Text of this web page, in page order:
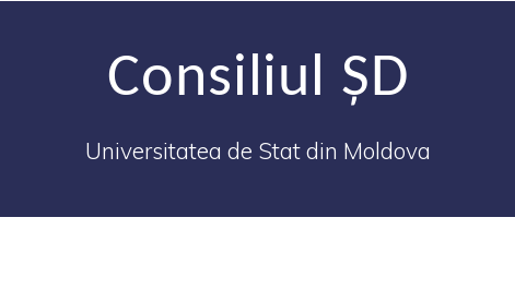
Consiliul ȘD
Universitatea de Stat din Moldova